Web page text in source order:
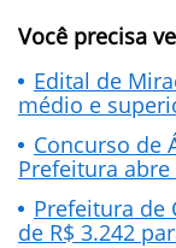
Você precisa
Edital de
médio e
Concurso de
Prefeitura abre
Prefeitura de
de R$ 3.242